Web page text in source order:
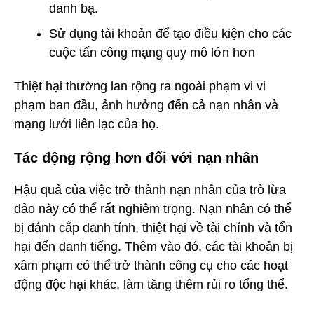
danh bạ.
Sử dụng tài khoản để tạo điều kiện cho các
cuộc tấn công mạng quy mô lớn hơn
Thiệt hại thường lan rộng ra ngoài phạm vi vi
phạm ban đầu, ảnh hưởng đến cả nạn nhân và
mạng lưới liên lạc của họ.
Tác động rộng hơn đối với nạn nhân
Hậu quả của việc trở thành nạn nhân của trò lừa
đảo này có thể rất nghiêm trọng. Nạn nhân có thể
bị đánh cắp danh tính, thiệt hại về tài chính và tổn
hại đến danh tiếng. Thêm vào đó, các tài khoản bị
xâm phạm có thể trở thành công cụ cho các hoạt
động độc hại khác, làm tăng thêm rủi ro tổng thể.